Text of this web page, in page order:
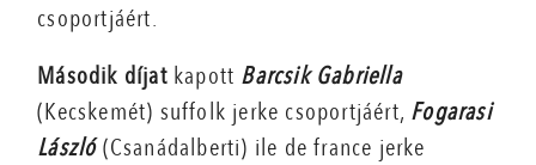
csoportjáért.
Második díjatkapott Barcsik Gabriella
(Kecskemét) suffolk jerke csoportjáért, Fogarasi
László(Csanádalberti) ile de france jerke